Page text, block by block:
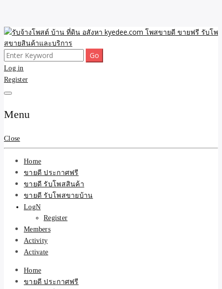
Skip
to
content
รับจ้างโพสต์ บ้าน ที่ดิน
อสังหา kyedee.com โพส
ขายดี ขายฟรี รับโพสขาย
สินค้าและบริการ
ขายดี โพสประกาศขายสินค้าฟรี บ้าน ที่ดิน อสังหา รับโพสต์ประกาศขาย
ของ รับรองผล ดีที่สุดถูกที่สุด ติดหน้าแรกกูเกืล
Search
for:
Log in
Register
Menu
Close
Home
ขายดี ประกาศฟรี
ขายดี รับโพสสินค้า
ขายดี รับโพสขายบ้าน
LogN
Register
Members
Activity
Activate
Home
ขายดี ประกาศฟรี